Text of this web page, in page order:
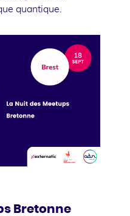
quantique.
Bretonne